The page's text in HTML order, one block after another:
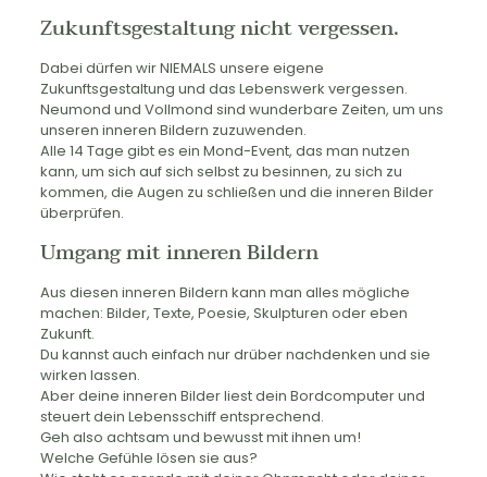
Zukunftsgestaltung nicht vergessen.
Dabei dürfen wir NIEMALS unsere eigene
Zukunftsgestaltung und das Lebenswerk vergessen.
Neumond und Vollmond sind wunderbare Zeiten, um uns
unseren inneren Bildern zuzuwenden.
Alle 14 Tage gibt es ein Mond-Event, das man nutzen
kann, um sich auf sich selbst zu besinnen, zu sich zu
kommen, die Augen zu schließen und die inneren Bilder
überprüfen.
Umgang mit inneren Bildern
Aus diesen inneren Bildern kann man alles mögliche
machen: Bilder, Texte, Poesie, Skulpturen oder eben
Zukunft.
Du kannst auch einfach nur drüber nachdenken und sie
wirken lassen.
Aber deine inneren Bilder liest dein Bordcomputer und
steuert dein Lebensschiff entsprechend.
Geh also achtsam und bewusst mit ihnen um!
Welche Gefühle lösen sie aus?